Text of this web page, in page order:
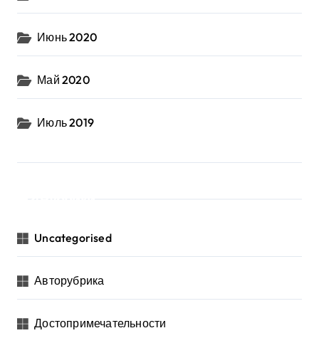
Июнь 2020
Май 2020
Июль 2019
Uncategorised
Авторубрика
Достопримечательности